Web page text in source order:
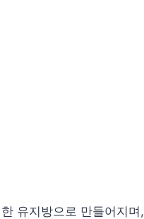
유지방으로 만들어지며,